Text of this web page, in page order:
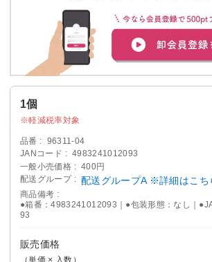
1個
軽減税率対象
品番
96311-04
JANコード
4983241012093
一般小売価格
400円
配送グループ
配送グループA ※詳細はこち
商品備考
●箱番：4983241012093｜●包装形態：なし｜
93
販売価格
（単価 × 入数）